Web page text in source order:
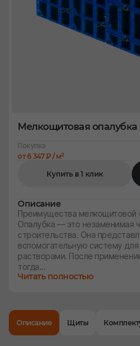
Мелкощитовая опалубка
Покупка
от 6 347 ₽ / м2
Купить в 1 клик
Описание
Преимущества мелкощитовой
Опалубка — это незаменимая
строительства. Она
вспомогательную систему
растворами. После
тогда...
Читать полностью
Описание Щиты